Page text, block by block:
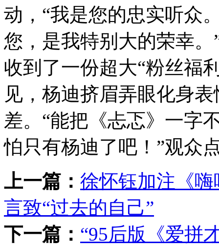
动，“我是您的忠实听众
您，是我特别大的荣幸
收到了一份超大“粉丝福
见，杨迪挤眉弄眼化身
差。“能把《忐忑》一字
怕只有杨迪了吧！”观众
上一篇： 徐怀钰加注《
言致“过去的自己”
下一篇： “95后版《爱拼